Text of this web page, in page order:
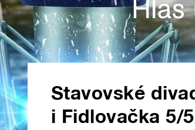
Stavovské
i Fidlovačka 5/5